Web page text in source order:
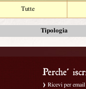
Tutte
Tipologia
Ricevi per